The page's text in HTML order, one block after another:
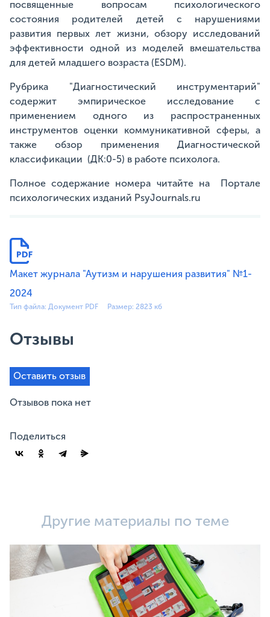
посвященные вопросам психологического
состояния родителей детей с нарушениями
развития первых лет жизни, обзору исследований
эффективности одной из моделей вмешательства
для детей младшего возраста (ESDM).
Рубрика "Диагностический инструментарий"
содержит эмпирическое исследование с
применением одного из распространенных
инструментов оценки коммуникативной сферы, а
также обзор применения Диагностической
классификации (ДК:0-5) в работе психолога.
Полное содержание номера читайте на Портале
психологических изданий PsyJournals.ru
Макет журнала "Аутизм и нарушения развития" №1-
2024
Тип файла: Документ PDF Размер: 2823 кб
Отзывы
Оставить отзыв
Отзывов пока нет
Поделиться
Другие материалы по теме